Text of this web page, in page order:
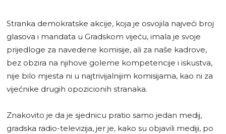
Stranka demokratske akcije, koja je osvojila najveći broj
glasova i mandata u Gradskom vijeću, imala je svoje
prijedloge za navedene komisije, ali za naše kadrove,
bez obzira na njihove goleme kompetencije i iskustva,
nije bilo mjesta ni u najtrivijalnijim komisijama, kao ni za
vijećnike drugih opozicionih stranaka.
Znakovito je da je sjednicu pratio samo jedan medij,
gradska radio-televizija, jer je, kako su objavili mediji, po